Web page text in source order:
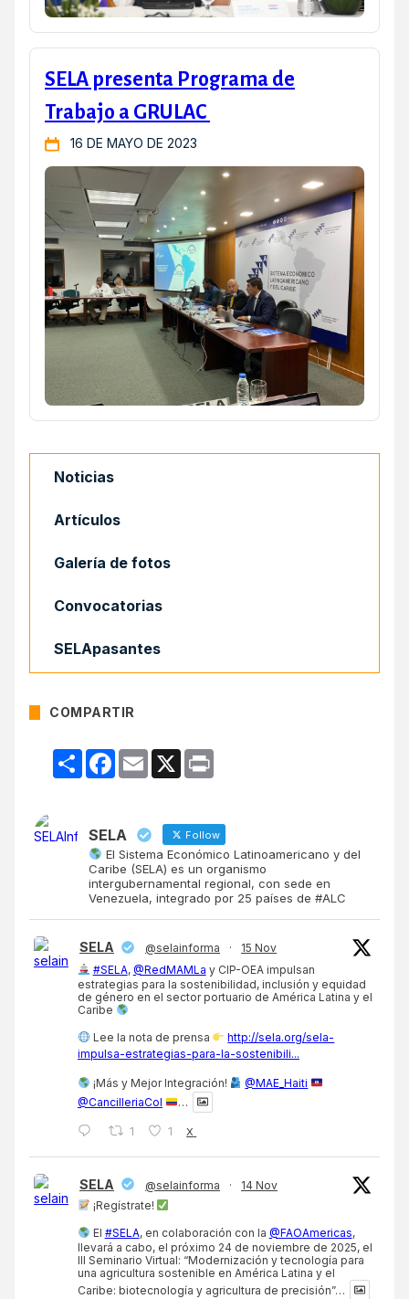
SELA presenta Programa de
Trabajo a GRULAC
16 DE MAYO DE 2023
Noticias
Artículos
Galería de fotos
Convocatorias
SELApasantes
COMPARTIR
CompartirFacebook
Email X
SELA Follow
El Sistema Económico Latinoamericano y del
Caribe (SELA) es un organismo
intergubernamental regional, con sede en
Venezuela, integrado por 25 países de #ALC
SELA @selainforma ·
15 Nov
#SELA, @RedMAMLa y CIP-OEA impulsan
estrategias para la sostenibilidad, inclusión y equidad
de género en el sector portuario de América Latina y el
Caribe
Lee la nota de prensa
http://sela.org/sela-
impulsa-estrategias-para-la-sostenibili...
¡Más y Mejor Integración!
@MAE_Haiti
@CancilleriaCol
…
1 1 X
SELA @selainforma ·
14 Nov
¡Regístrate!
El #SELA, en colaboración con la @FAOAmericas,
llevará a cabo, el próximo 24 de noviembre de 2025, el
III Seminario Virtual: “Modernización y tecnología para
una agricultura sostenible en América Latina y el
Caribe: biotecnología y agricultura de precisión”…